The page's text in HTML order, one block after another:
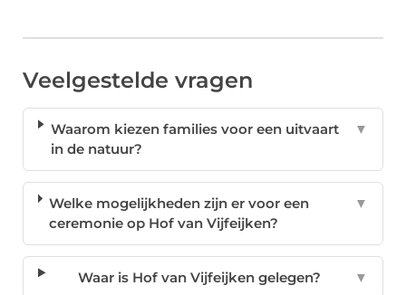
Veelgestelde vragen
Waarom kiezen families voor een uitvaart
in de natuur?
▼
Welke mogelijkheden zijn er voor een
ceremonie op Hof van Vijfeijken?
▼
Waar is Hof van Vijfeijken gelegen? ▼